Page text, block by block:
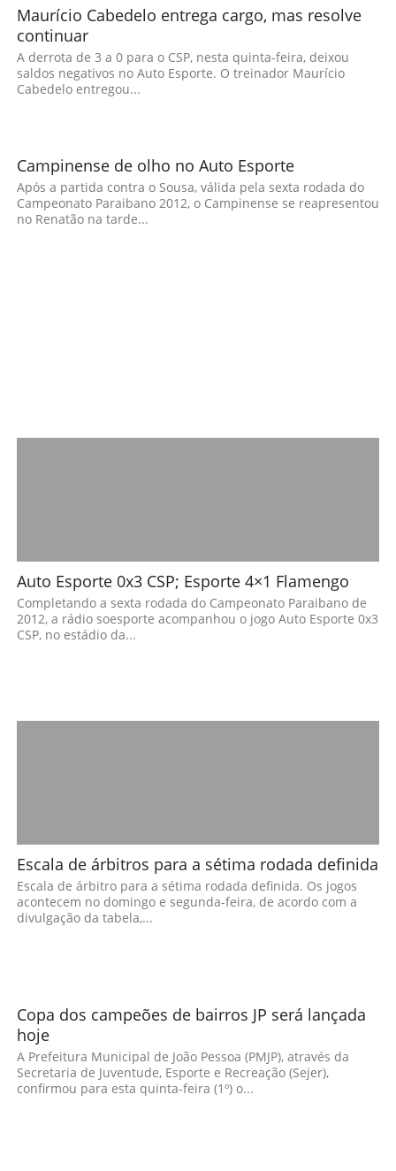
Maurício Cabedelo entrega cargo, mas resolve
continuar
A derrota de 3 a 0 para o CSP, nesta quinta-feira, deixou
saldos negativos no Auto Esporte. O treinador Maurício
Cabedelo entregou...
Campinense de olho no Auto Esporte
Após a partida contra o Sousa, válida pela sexta rodada do
Campeonato Paraibano 2012, o Campinense se reapresentou
no Renatão na tarde...
Auto Esporte 0x3 CSP; Esporte 4×1 Flamengo
Completando a sexta rodada do Campeonato Paraibano de
2012, a rádio soesporte acompanhou o jogo Auto Esporte 0x3
CSP, no estádio da...
Escala de árbitros para a sétima rodada definida
Escala de árbitro para a sétima rodada definida. Os jogos
acontecem no domingo e segunda-feira, de acordo com a
divulgação da tabela,...
Copa dos campeões de bairros JP será lançada
hoje
A Prefeitura Municipal de João Pessoa (PMJP), através da
Secretaria de Juventude, Esporte e Recreação (Sejer),
confirmou para esta quinta-feira (1º) o...